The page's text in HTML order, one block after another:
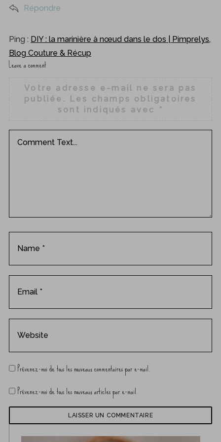
Répondre
Ping : DIY : la marinière à nœud dans le dos | Pimprelys,
Blog Couture & Récup
L
n
t
Leave a comment
Votre adresse e-mail ne sera pas
publiée.
Les champs obligatoires
sont indiqués avec
*
Prévenez-moi de tous les nouveaux commentaires par e-mail.
Prévenez-moi de tous les nouveaux articles par e-mail.